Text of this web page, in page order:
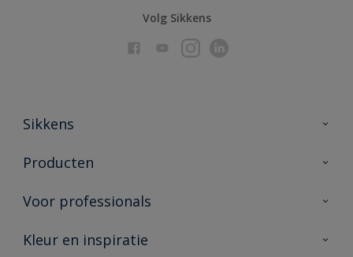
Volg Sikkens
Sikkens
Over Sikkens
Duurzaamheid
Producten
Producten voor binnen
Vind je verkooppunt
Voor professionals
Advies & service
Kleur en inspiratie